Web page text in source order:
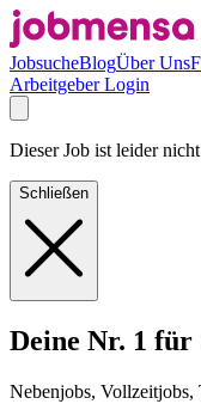
JobsucheBlogÜber Uns
Arbeitgeber Login
Dieser Job ist leider
Schließen
Deine Nr. 1
Nebenjobs, Vollzeitjobs,